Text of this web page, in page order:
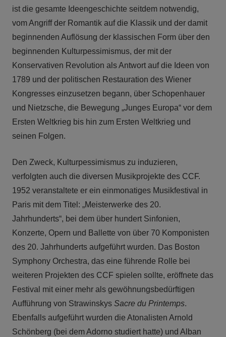
ist die gesamte Ideengeschichte seitdem notwendig,
vom Angriff der Romantik auf die Klassik und der damit
beginnenden Auflösung der klassischen Form über den
beginnenden Kulturpessimismus, der mit der
Konservativen Revolution als Antwort auf die Ideen von
1789 und der politischen Restauration des Wiener
Kongresses einzusetzen begann, über Schopenhauer
und Nietzsche, die Bewegung „Junges Europa“ vor dem
Ersten Weltkrieg bis hin zum Ersten Weltkrieg und
seinen Folgen.
Den Zweck, Kulturpessimismus zu induzieren,
verfolgten auch die diversen Musikprojekte des CCF.
1952 veranstaltete er ein einmonatiges Musikfestival in
Paris mit dem Titel: „Meisterwerke des 20.
Jahrhunderts“, bei dem über hundert Sinfonien,
Konzerte, Opern und Ballette von über 70 Komponisten
des 20. Jahrhunderts aufgeführt wurden. Das Boston
Symphony Orchestra, das eine führende Rolle bei
weiteren Projekten des CCF spielen sollte, eröffnete das
Festival mit einer mehr als gewöhnungsbedürftigen
Aufführung von Strawinskys Sacre du Printemps.
Ebenfalls aufgeführt wurden die Atonalisten Arnold
Schönberg (bei dem Adorno studiert hatte) und Alban